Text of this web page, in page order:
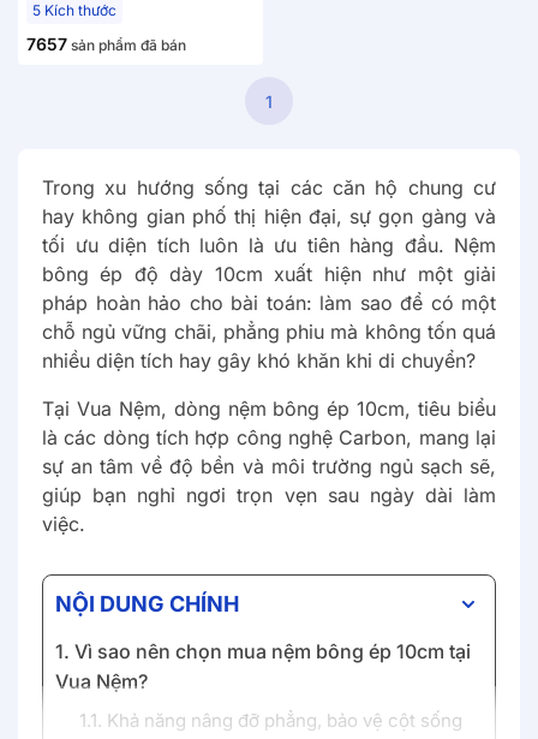
5 Kích thước
7657 sản phẩm đã bán
1
Trong xu hướng sống tại các căn hộ chung cư
hay không gian phố thị hiện đại, sự gọn gàng và
tối ưu diện tích luôn là ưu tiên hàng đầu. Nệm
bông ép độ dày 10cm xuất hiện như một giải
pháp hoàn hảo cho bài toán: làm sao để có một
chỗ ngủ vững chãi, phẳng phiu mà không tốn quá
nhiều diện tích hay gây khó khăn khi di chuyển?
Tại Vua Nệm, dòng nệm bông ép 10cm, tiêu biểu
là các dòng tích hợp công nghệ Carbon, mang lại
sự an tâm về độ bền và môi trường ngủ sạch sẽ,
giúp bạn nghỉ ngơi trọn vẹn sau ngày dài làm
việc.
NỘI DUNG CHÍNH
1. Vì sao nên chọn mua nệm bông ép 10cm tại
Vua Nệm?
1.1. Khả năng nâng đỡ phẳng, bảo vệ cột sống